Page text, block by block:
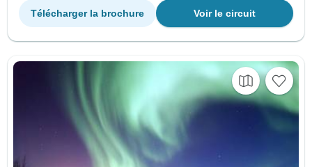
Voir le circuit
Télécharger la brochure